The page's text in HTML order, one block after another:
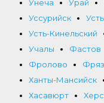
Унеча
Урай
Уссурийск
Усть-Кинельский
Учалы
Фастов
Фролово
Ханты-Мансийск
Хасавюрт